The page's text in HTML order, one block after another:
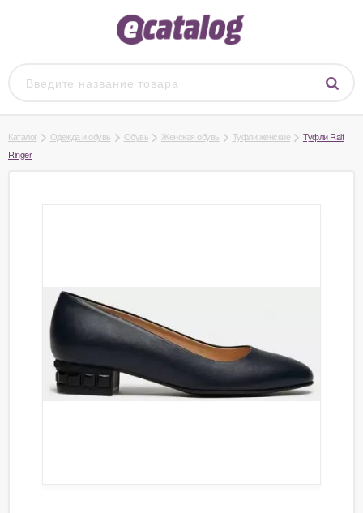
Каталог Одежда и обувь Обувь Женская обувь Туфли женские
Туфли Ralf
Ringer